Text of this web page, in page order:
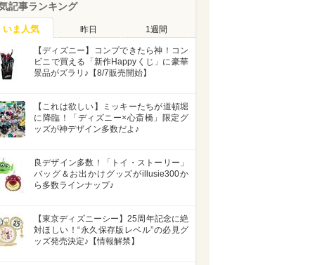
記事ランキング
いま人気 昨日 1週間
【ディズニー】コンプできたら神！コン
ビニで買える「新作Happyくじ」に豪華
景品がズラリ♪【8/7販売開始】
【これは欲しい】ミッキーたちが道頓堀
に降臨！「ディズニー×心斎橋」限定グ
ッズが神デザイン多数だよ♪
良デザイン多数！「トイ・ストーリー」
バッグ＆お出かけグッズがillusie300か
ら多数ラインナップ♪
【東京ディズニーシー】25周年記念に絶
対ほしい！“永久保存版レベル”の必見グ
ッズ発売決定♪【情報解禁】